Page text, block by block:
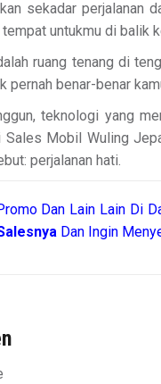
sekadar
untukmu di balik
ruang tenang di
pernah benar-benar
teknologi yang
Mobil Wuling
perjalanan hati.
Dan Lain Lain Di
Dan Ingin